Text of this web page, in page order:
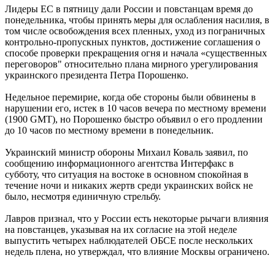
Лидеры ЕС в пятницу дали России и повстанцам время до
понедельника, чтобы принять меры для ослабления насилия, в
том числе освобождения всех пленных, уход из пограничных
контрольно-пропускных пунктов, достижение соглашения о
способе проверки прекращения огня и начала «существенных
переговоров" относительно плана мирного урегулирования
украинского президента Петра Порошенко.
Недельное перемирие, когда обе стороны были обвинены в
нарушении его, истек в 10 часов вечера по местному времени
(1900 GMT), но Порошенко быстро объявил о его продлении
до 10 часов по местному времени в понедельник.
Украинский министр обороны Михаил Коваль заявил, по
сообщению информационного агентства Интерфакс в
субботу, что ситуация на востоке в основном спокойная в
течение ночи и никаких жертв среди украинских войск не
было, несмотря единичную стрельбу.
Лавров признал, что у России есть некоторые рычаги влияния
на повстанцев, указывая на их согласие на этой неделе
выпустить четырех наблюдателей ОБСЕ после нескольких
недель плена, но утверждал, что влияние Москвы ограничено.